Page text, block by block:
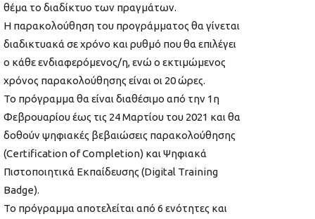
θέμα τo διαδίκτυο των πραγμάτων.
Η παρακολούθηση του προγράμματος θα γίνεται
διαδικτυακά σε χρόνο και ρυθμό που θα επιλέγει
ο κάθε ενδιαφερόμενος/η, ενώ ο εκτιμώμενος
χρόνος παρακολούθησης είναι οι 20 ώρες.
Το πρόγραμμα θα είναι διαθέσιμο από την 1η
Φεβρουαρίου έως τις 24 Μαρτίου του 2021 και θα
δοθούν ψηφιακές βεβαιώσεις παρακολούθησης
(Certification of Completion) και Ψηφιακά
Πιστοποιητικά Εκπαίδευσης (Digital Training
Badge).
Το πρόγραμμα αποτελείται από 6 ενότητες και